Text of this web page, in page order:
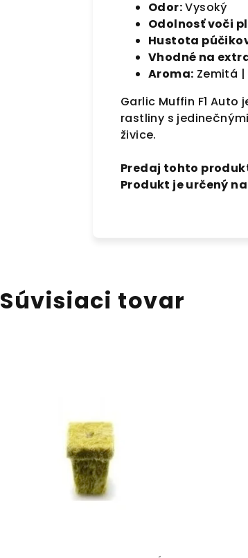
Odor:Vysoký
Odolnosť voči
Hustota
Vhodné na
Aroma: Zemitá |
Garlic Muffin F1
rastliny s
živice.
Predaj tohto
Produkt je určený
Súvisiaci tovar